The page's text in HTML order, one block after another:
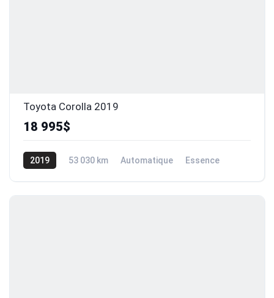
Toyota Corolla 2019
18 995$
2019 53 030 km Automatique
Essence